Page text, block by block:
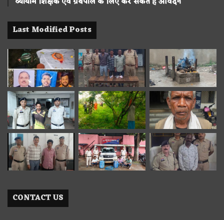
Last Modified Posts
CONTACT US